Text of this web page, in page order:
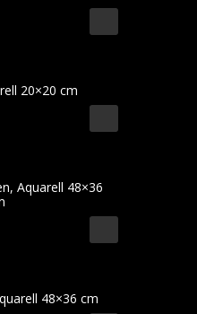
20×20 cm
Aquarell 48×36
48×36 cm